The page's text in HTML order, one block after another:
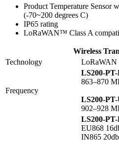
Product Temperature Sensor
(-70~200 degrees C)
IP65 rating
LoRaWAN™ Class A
Wireless
Technology
LoRaWAN
Frequency
LS200-
863–870
LS200-PT-
902–928
LS200-
EU868
IN865